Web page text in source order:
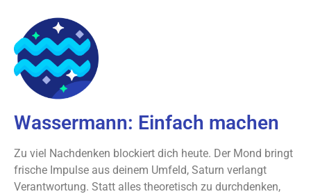
Wassermann: Einfach machen
Zu viel Nachdenken blockiert dich heute. Der Mond bringt
frische Impulse aus deinem Umfeld, Saturn verlangt
Verantwortung. Statt alles theoretisch zu durchdenken,